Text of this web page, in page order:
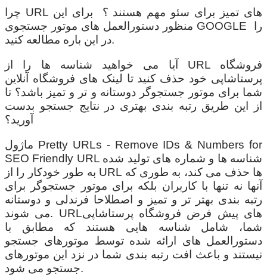
چرا URL های تمیز برای سئو مهم هستند ؟ برای این
منظور دستورالعمل های موتور جستجوی GOOGLE را
در این باره مطالعه کنید.
آیا می خواهید شناسه ها را از URL فروشگاه
پرستاشاپی خود حذف کنید تا لینک های فروشگاه آنلاین
شما برای موتور جستجوگر دوستانه و تر و تمیز باشد؟ تا
از این طریق رتبه بندی بهتری در نتایج جستجو بدست
آورید؟
ماژول Pretty URLs - Remove IDs & Numbers for
SEO Friendly URL شناسه ها و شماره های تولید شده
به طور خودکار را از URL ها حذف می کند، به طوری که
آنها نه تنها با کاربران بلکه برای موتور جستجوگر برای
رتبه بندی بهتر تر و تمیز و اصطلاحا فرندلی و دوستانه
می شوند. URLهای پیش فرض فروشگاه پرستاشاپی
شما، شامل شناسه هایی هستند که مطابق با
دستورالعمل های ارائه شده توسط موتورهای جستجو
نیستند و باعث افت رتبه بندی شما در نزد این موتورهای
جستجو می شود.